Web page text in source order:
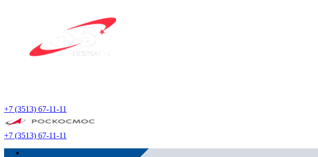
+7 (3513) 67-11-11
+7 (3513) 67-11-11